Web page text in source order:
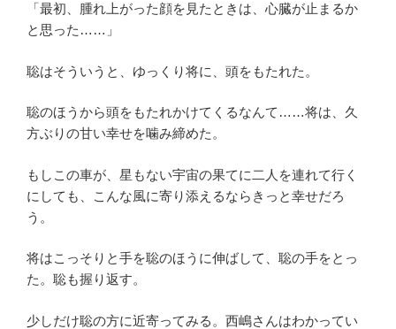
「最初、腫れ上がった顔を見たときは、心臓が止まるか
と思った……」
聡はそういうと、ゆっくり将に、頭をもたれた。
聡のほうから頭をもたれかけてくるなんて……将は、久
方ぶりの甘い幸せを噛み締めた。
もしこの車が、星もない宇宙の果てに二人を連れて行く
にしても、こんな風に寄り添えるならきっと幸せだろ
う。
将はこっそりと手を聡のほうに伸ばして、聡の手をとっ
た。聡も握り返す。
少しだけ聡の方に近寄ってみる。西嶋さんはわかってい